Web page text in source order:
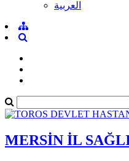
العربية
MERSİN İL